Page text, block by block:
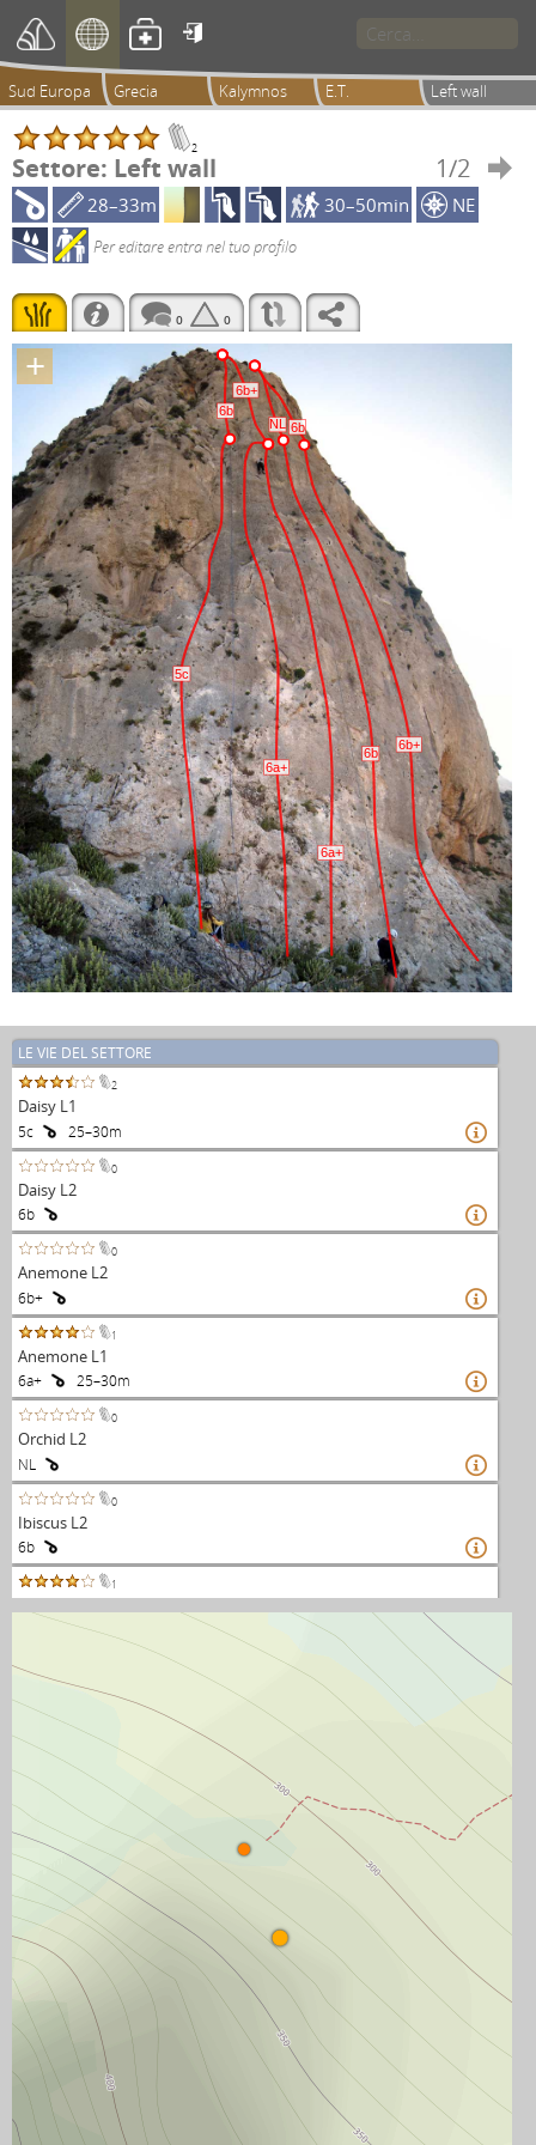

Sud Europa Grecia Kalymnos E.T. Left wall
2
Settore: Left wall 1/2

28–33m
30–50min NE
Per editare entra nel tuo profilo
0 0
+
5c
6b
6a+
6b+
6a+
6b
NL
6b+
6b
LE VIE DEL SETTORE
2
Daisy L1
5c 25–30m 
0
Daisy L2
6b 
0
Anemone L2
6b+ 
1
Anemone L1
6a+ 25–30m 
0
Orchid L2
NL 
0
Ibiscus L2
6b 
1
Iris
25–30m
Orchid L1
6b 
0
Ibiscus L1
30–35m
FINE ELENCO